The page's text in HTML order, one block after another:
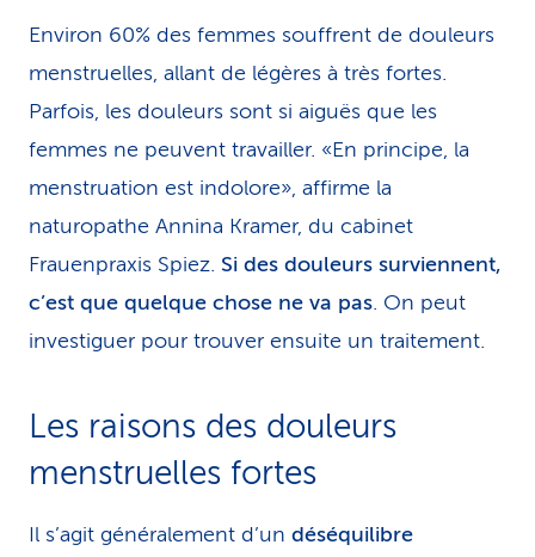
Environ 60% des femmes souffrent de douleurs
menstruelles, allant de légères à très fortes.
Parfois, les douleurs sont si aiguës que les
femmes ne peuvent travailler. «En principe, la
menstruation est indolore», affirme la
naturopathe Annina Kramer, du cabinet
Frauenpraxis Spiez. Si des douleurs surviennent,
c’est que quelque chose ne va pas. On peut
investiguer pour trouver ensuite un traitement.
Les raisons des douleurs
menstruelles fortes
Il s’agit généralement d’un déséquilibre